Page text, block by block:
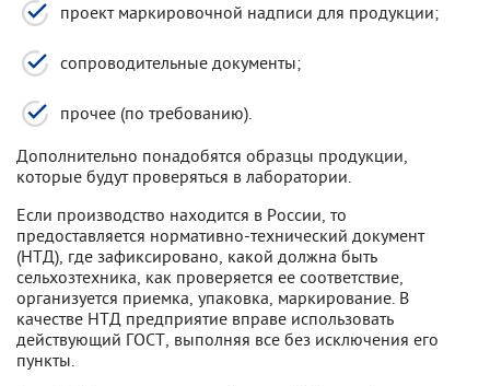
проект маркировочной надписи для продукции;
сопроводительные документы;
прочее (по требованию).
Дополнительно понадобятся образцы продукции,
которые будут проверяться в лаборатории.
Если производство находится в России, то
предоставляется нормативно-технический документ
(НТД), где зафиксировано, какой должна быть
сельхозтехника, как проверяется ее соответствие,
организуется приемка, упаковка, маркирование. В
качестве НТД предприятие вправе использовать
действующий ГОСТ, выполняя все без исключения его
пункты.